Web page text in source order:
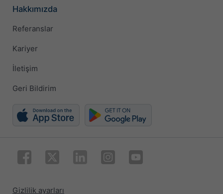
Hakkımızda
Referanslar
Kariyer
İletişim
Geri Bildirim
Gizlilik ayarları